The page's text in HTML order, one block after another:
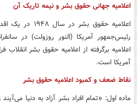
اعلامیه جهانی حقوق بشر و نیمه تاریک آن
اعلامیه حقوق
رئیس‌جمهور آمریکا (النور روزولت) در
اعلامیه برگرفته از اعلامیه حقوق بشر انقلاب
آمریکا است.
نقاط ضعف و کمبود اعلامیه حقوق بشر
ماده اول: «تمام افراد بشر آزاد به دنیا